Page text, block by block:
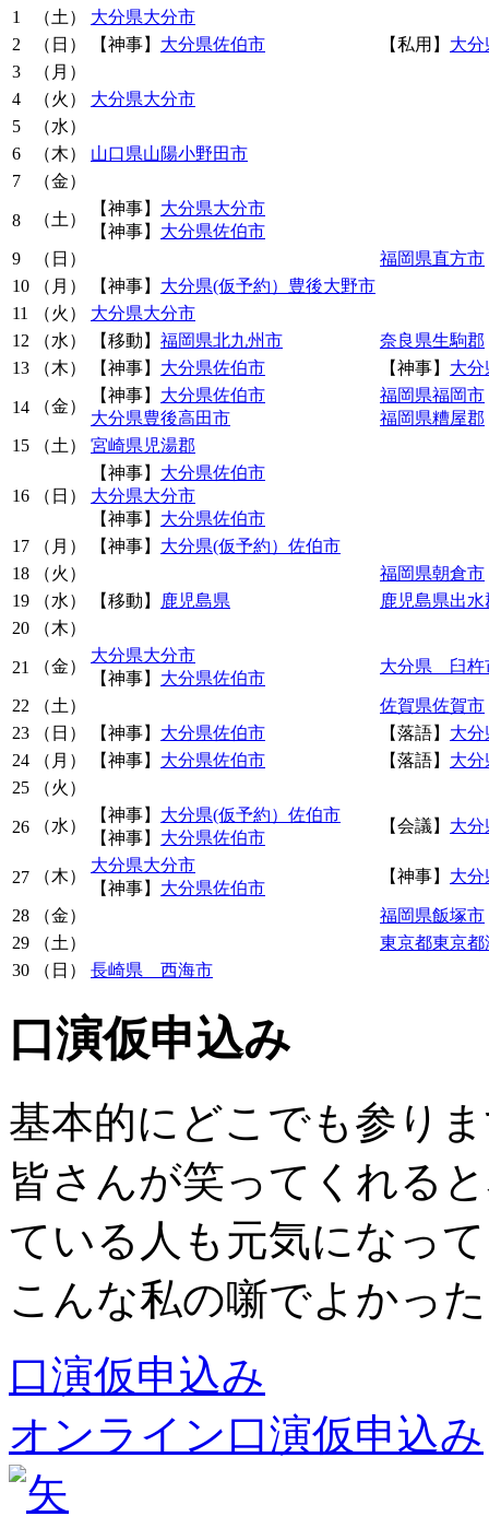
1
（土）
大分県大分市
2
（日） 【神事】 大分県佐伯市 【私用】 大分
3
（月）
4
（火）
大分県大分市
5
（水）
6
（木）
山口県山陽小野田市
7
（金）
8 （土）
【神事】 大分県大分市
【神事】 大分県佐伯市
9
（日）
福岡県直方市
10
（月） 【神事】 大分県(仮予約）豊後大野市
11
（火）
大分県大分市
12
（水） 【移動】 福岡県北九州市
奈良県生駒郡
13
（木） 【神事】 大分県佐伯市 【神事】 大分
14 （金）
【神事】 大分県佐伯市
大分県豊後高田市
福岡県福岡市
福岡県糟屋郡
15
（土） 宮崎県児湯郡
16 （日）
【神事】 大分県佐伯市
大分県大分市
【神事】 大分県佐伯市
17
（月） 【神事】 大分県(仮予約）佐伯市
18
（火）
福岡県朝倉市
19
（水） 【移動】 鹿児島県
鹿児島県出水
20
（木）
21 （金）
大分県大分市
【神事】 大分県佐伯市
大分県 臼杵
22 （土）
佐賀県佐賀市
23
（日） 【神事】 大分県佐伯市 【落語】 大分
24
（月） 【神事】 大分県佐伯市 【落語】 大分
25
（火）
26 （水）
【神事】 大分県(仮予約）佐伯市
【神事】 大分県佐伯市
【会議】 大分
27 （木）
大分県大分市
【神事】 大分県佐伯市
【神事】 大分
28 （金）
福岡県飯塚市
29
（土）
東京都東京都
30
（日） 長崎県 西海市
口演仮申込み
基本的にどこでも参り
皆さんが笑ってくれる
ている人も元気になっ
こんな私の噺でよかっ
口演仮申込み
オンライン口演仮申込み